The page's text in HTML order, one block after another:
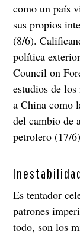
como un país
sus propios
(8/6).
política
Council on
estudios de
a China como
del cambio de
petrolero (17/
Es tentador
patrones
todo, son los